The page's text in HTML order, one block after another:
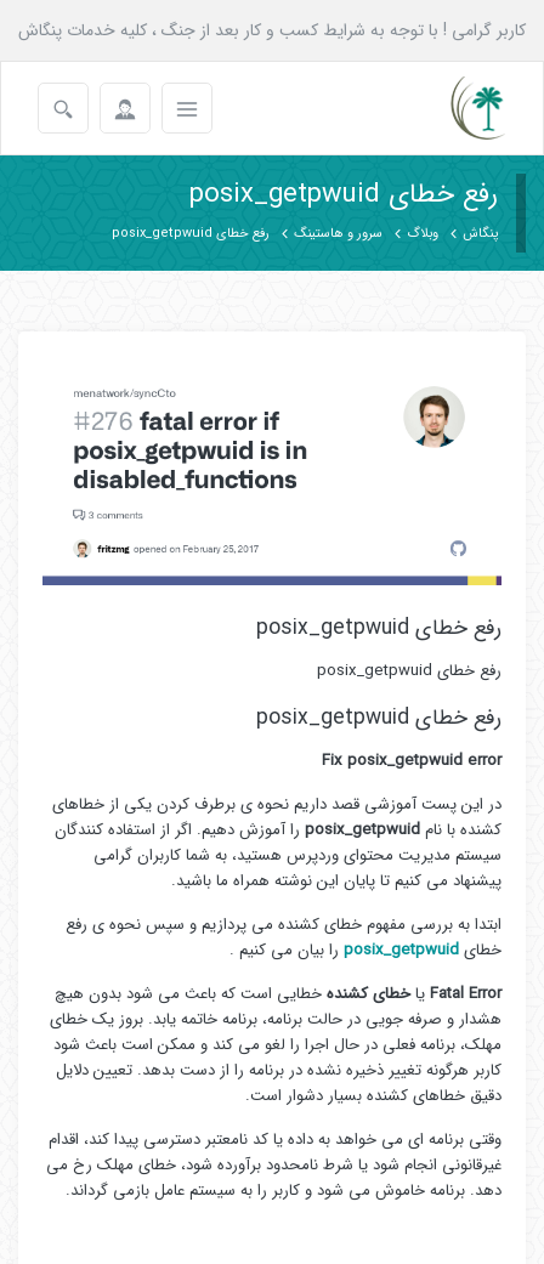
کاربر گرامی ! با توجه به شرایط کسب و کار بعد از جنگ ، کلیه خدمات پنگاش
به همه عزیزان تا پایان شهریور با 20 درصد تخفیف انجام می شود.
رفع خطای posix_getpwuid
پنگاش وبلاگ سرور و هاستینگ رفع خطای posix_getpwuid
رفع خطای posix_getpwuid
رفع خطای posix_getpwuid
رفع خطای posix_getpwuid
Fix posix_getpwuid error
در این پست آموزشی قصد داریم نحوه ی برطرف کردن یکی از خطاهای
کشنده با نامposix_getpwuid را آموزش دهیم. اگر از استفاده کنندگان
سیستم مدیریت محتوای وردپرس هستید، به شما کاربران گرامی
پیشنهاد می کنیم تا پایان این نوشته همراه ما باشید.
ابتدا به بررسی مفهوم خطای کشنده می پردازیم و سپس نحوه ی رفع
خطایposix_getpwuid را بیان می کنیم .
Fatal Errorیاخطای کشندهخطایی است که باعث می شود بدون هیچ
هشدار و صرفه جویی در حالت برنامه، برنامه خاتمه یابد. بروز یک خطای
مهلک، برنامه فعلی در حال اجرا را لغو می کند و ممکن است باعث شود
کاربر هرگونه تغییر ذخیره نشده در برنامه را از دست بدهد. تعیین دلایل
دقیق خطاهای کشنده بسیار دشوار است.
وقتی برنامه ای می خواهد به داده یا کد نامعتبر دسترسی پیدا کند، اقدام
غیرقانونی انجام شود یا شرط نامحدود برآورده شود، خطای مهلک رخ می
دهد. برنامه خاموش می شود و کاربر را به سیستم عامل بازمی گرداند.